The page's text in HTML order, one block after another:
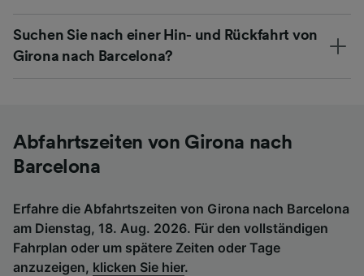
Suchen Sie nach einer Hin- und Rückfahrt von
Girona nach Barcelona?
Abfahrtszeiten von Girona nach
Barcelona
Erfahre die Abfahrtszeiten von Girona nach Barcelona
am Dienstag, 18. Aug. 2026. Für den vollständigen
Fahrplan oder um spätere Zeiten oder Tage
anzuzeigen, klicken Sie hier.